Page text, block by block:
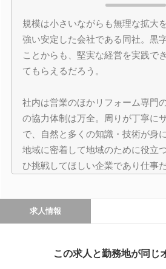
規模は小さいながらも無理な拡大
強い安定した会社である同社。黒
ことからも、堅実な経営を実践で
てもらえるだろう。
社内は営業のほかリフォーム専門
の協力体制は万全。周りが丁寧に
で、自然と多くの知識・技術が身
地域に密着して地域のために役立
ひ挑戦してほしい企業であり仕事
求人情報
この求人と勤務地が同じ